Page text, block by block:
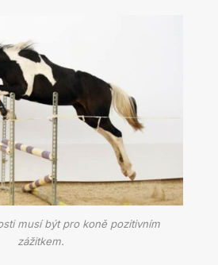
musí být pro koně pozitivním
zážitkem.